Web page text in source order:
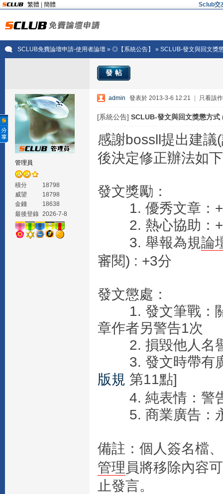
繁體 簡體 Sclub交
SCLUB免費論壇申請-使用者論壇» ◎【系統公告】 » SCLUB-發文與回文獎
發帖
管理員
積分
18798
威望
18798
金錢
18638
最後登錄 2026-7-8
admin 發表於 2013-3-6 12:21 只看該
[系統公告] SCLUB-發文與回文獎懲方式
感謝bossll提出建議
後決定修正辦法如
發文獎勵：
1. 優秀文章：
2. 熱心協助：
3. 舉報為規論
審閱) : +3分
發文懲處：
1. 發文筆戰：關
章作者另警告1次
2. 損毀他人名譽
3. 發文時帶有廣
版規 第11點]
4. 純表情：警
5. 商業廣告：
備註：個人簽名檔
管理 員將移除內容
止發言。